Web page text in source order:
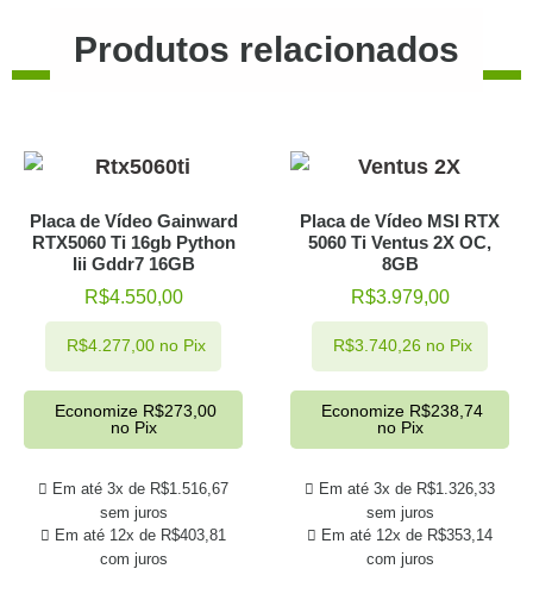
Produtos relacionados
Placa de Vídeo Gainward
RTX5060 Ti 16gb Python
Iii Gddr7 16GB
R$4.550,00
Em até 3x de R$1.516,67
sem juros
Em até 12x de R$403,81
com juros
R$4.277,00 no Pix
Economize R$273,00
no Pix
Placa de Vídeo MSI RTX
5060 Ti Ventus 2X OC,
8GB
R$3.979,00
Em até 3x de R$1.326,33
sem juros
Em até 12x de R$353,14
com juros
R$3.740,26 no Pix
Economize R$238,74
no Pix